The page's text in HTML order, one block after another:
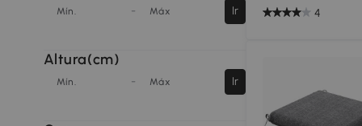
Mín. - Máx Ir
Altura(cm)
Mín. - Máx Ir
4